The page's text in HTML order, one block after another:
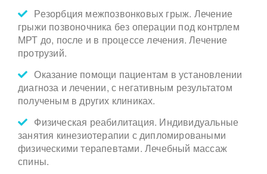
Резорбция межпозвонковых грыж. Лечение
грыжи позвоночника без операции под контрлем
МРТ до, после и в процессе лечения. Лечение
протрузий.
Оказание помощи пациентам в установлении
диагноза и лечении, с негативным результатом
полученым в других клиниках.
Физическая реабилитация. Индивидуальные
занятия кинезиотерапии с дипломироваными
физическими терапевтами. Лечебный массаж
спины.